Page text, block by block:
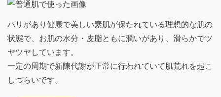
ハリがあり健康で美しい素肌が保たれている理想的な肌の
状態で、お肌の水分・皮脂ともに潤いがあり、滑らかでツ
ヤツヤしています。
一定の周期で新陳代謝が正常に行われていて肌荒れを起こ
しづらいです。